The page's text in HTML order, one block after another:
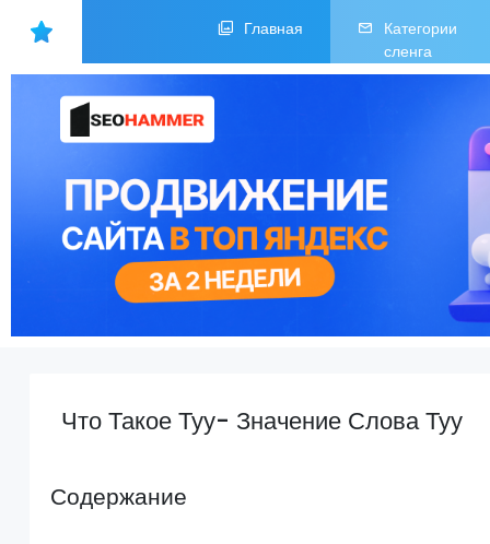
Главная
Категории
сленга
Что Такое Туу- Значение Слова Туу
Содержание